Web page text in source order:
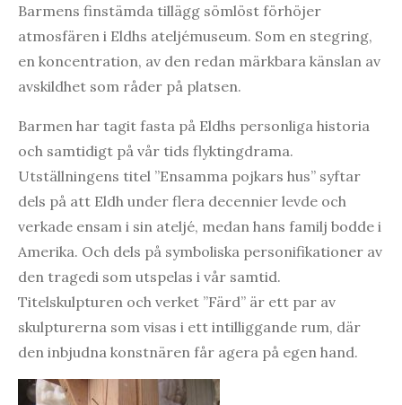
Barmens finstämda tillägg sömlöst förhöjer
atmosfären i Eldhs ateljémuseum. Som en stegring,
en koncentration, av den redan märkbara känslan av
avskildhet som råder på platsen.
Barmen har tagit fasta på Eldhs personliga historia
och samtidigt på vår tids flyktingdrama.
Utställningens titel ”Ensamma pojkars hus” syftar
dels på att Eldh under flera decennier levde och
verkade ensam i sin ateljé, medan hans familj bodde i
Amerika. Och dels på symboliska personifikationer av
den tragedi som utspelas i vår samtid.
Titelskulpturen och verket ”Färd” är ett par av
skulpturerna som visas i ett intilliggande rum, där
den inbjudna konstnären får agera på egen hand.